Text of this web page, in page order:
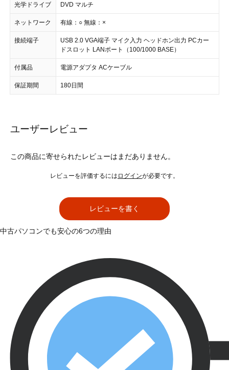
光学ドライブ DVD マルチ
ネットワーク 有線：○ 無線：×
接続端子
USB 2.0 VGA端子 マイク入力 ヘッドホン出力 PCカー
ドスロット LANポート（100/1000 BASE）
付属品 電源アダプタ ACケーブル
保証期間 180日間
ユーザーレビュー
この商品に寄せられたレビューはまだありません。
レビューを評価するには ログインが必要です。
レビューを書く
中古パソコンでも安心の6つの理由